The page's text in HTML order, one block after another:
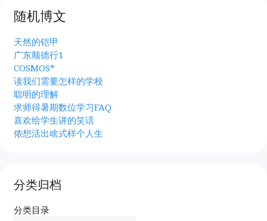
随机博文
天然的铠甲
广东顺德行1
COSMOS*
读我们需要怎样的学校
聪明的理解
求师得暑期数位学习FAQ
喜欢给学生讲的笑话
侬想活出啥式样个人生
分类归档
分类目录